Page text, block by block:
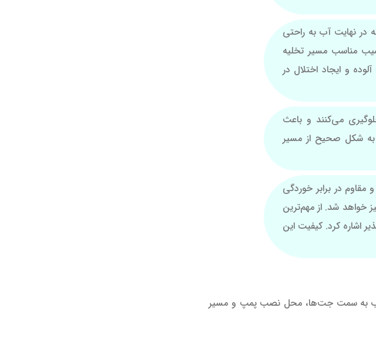
نهایت آب به راحتی
مناسب مسیر تخلیه
و ایجاد اختلال در
می‌کنند و باعث
به شکل صحیح از مسیر
در برابر خوردگی
خواهد شد. از مهم‌ترین
اشاره کرد. کیفیت این
به سمت جت‌ها، محل نصب پمپ و مسیر